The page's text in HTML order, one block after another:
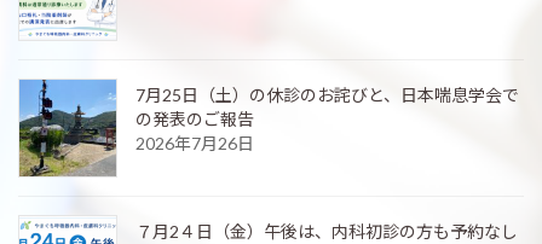
7月25日（土）の休診のお詫びと、日本喘息学会で
の発表のご報告
2026年7月26日
７月2４日（金）午後は、内科初診の方も予約なし